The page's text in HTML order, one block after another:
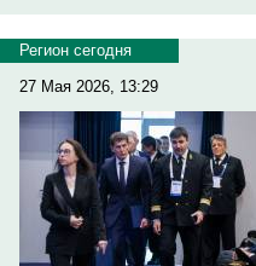
Регион сегодня
27 Мая 2026, 13:29